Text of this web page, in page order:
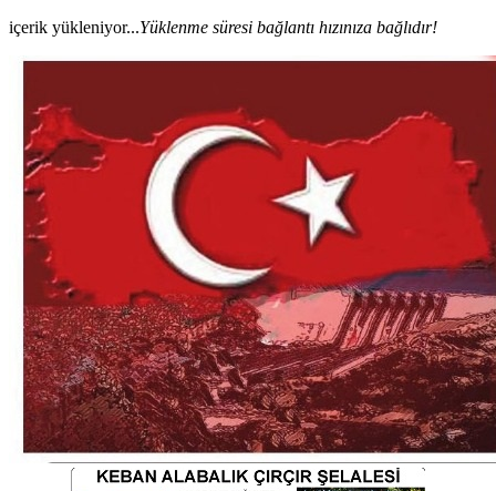
içerik yükleniyor...Yüklenme süresi bağlantı hızınıza bağlıdır!